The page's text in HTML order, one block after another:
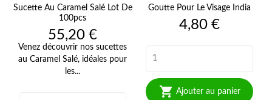
Sucette Au Caramel Salé Lot De
100pcs
Prix
55,20 €
Venez découvrir nos sucettes
au Caramel Salé, idéales pour
les...
Goutte Pour Le Visage India
Prix
4,80 €
 Ajouter au panier